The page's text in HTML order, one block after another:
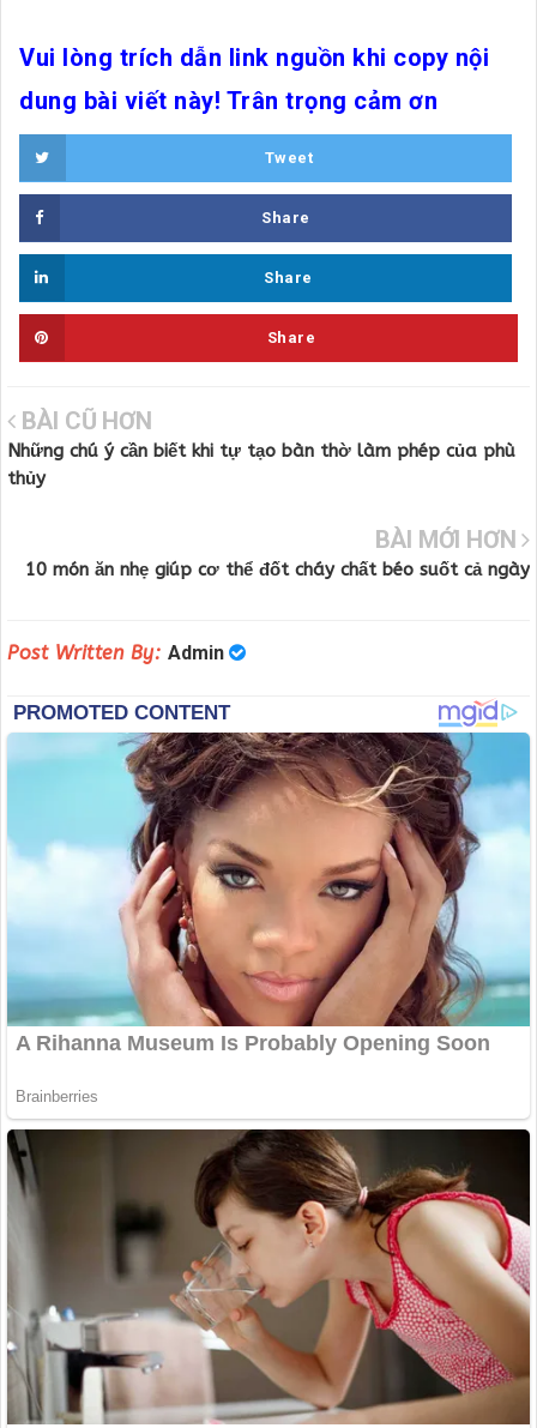
Vui lòng trích dẫn link nguồn khi copy nội
dung bài viết này! Trân trọng cảm ơn
Tweet
Share
Share
Share
BÀI CŨ HƠN
Những chú ý cần biết khi tự tạo bàn thờ làm phép của phù
thủy
BÀI MỚI HƠN
10 món ăn nhẹ giúp cơ thể đốt cháy chất béo suốt cả ngày
Post Written By: Admin